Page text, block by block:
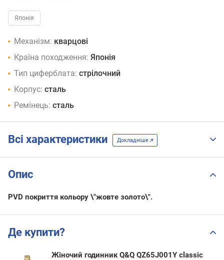
Японія
Механізм: кварцові
Країна походження: Японія
Тип циферблата: стрілочний
Корпус: сталь
Ремінець: сталь
Всі характеристики Докладніше
Опис
PVD покриття кольору \"жовте золото\".
Де купити?
Жіночий годинник Q&Q QZ65J001Y classic